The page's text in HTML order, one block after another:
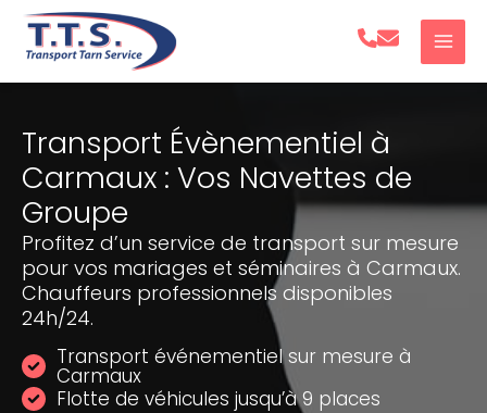
Aller
Transport Évènementiel à
Carmaux : Vos Navettes de
Groupe
Profitez d’un service de transport sur mesure
pour vos mariages et séminaires à Carmaux.
Chauffeurs professionnels disponibles
24h/24.
Transport événementiel sur mesure à
Carmaux
Flotte de véhicules jusqu’à 9 places